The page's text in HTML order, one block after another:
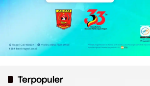
Terpopuler